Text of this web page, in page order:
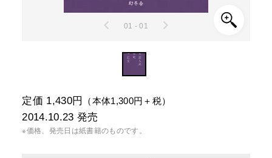
01 - 01
定価 1,430円 （本体1,300円＋税）
2014.10.23 発売
※価格、発売日は紙書籍のものです。